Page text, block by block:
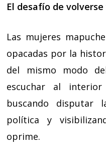
El desafío de
Las mujeres
opacadas por la
del mismo modo
escuchar al interior
buscando disputar
política y
oprime.